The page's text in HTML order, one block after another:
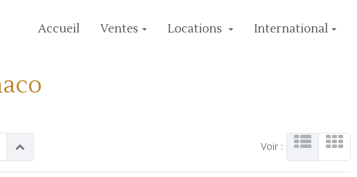
Accueil Ventes Locations International
Voir :